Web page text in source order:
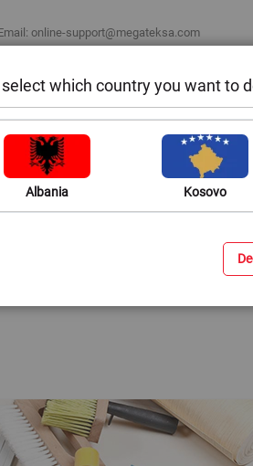
online-support@megateksa.com
ambientit Ndihmë
e murit janë zgjidhja e duhur për mbulimin e
restoranteve apo dhomave të hoteleve
which country you want to
Albania Kosovo